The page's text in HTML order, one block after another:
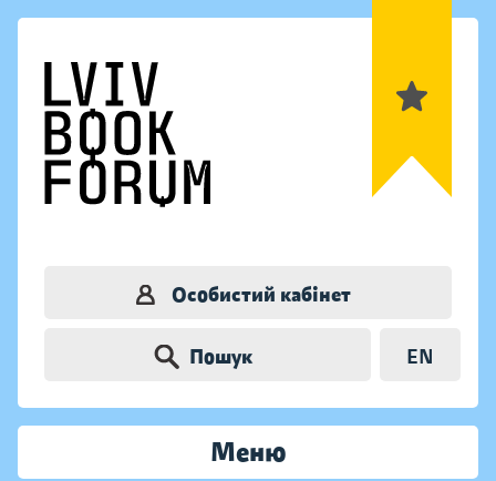
Особистий кабінет
Пошук EN
Меню